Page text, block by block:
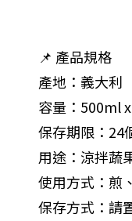
📌 產品規格
產地：義大利
容量：500ml
保存期限：24
用途：涼拌蔬
使用方式：煎
保存方式：請